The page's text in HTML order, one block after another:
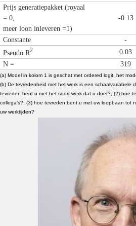
Prijs generatiepakket (royaal
= 0,
meer loon inleveren =1)
-0.13
Constante -
Pseudo R2 0.03
N =
319
(a) Model in kolom 1 is geschat met ordered logit, het
(b) De tevredenheid met het werk is een schaalvariabele
tevreden bent u met het soort werk dat u doet?; (2) hoe
collega’s?; (3) hoe tevreden bent u met uw loopbaan tot
uw werktijden?